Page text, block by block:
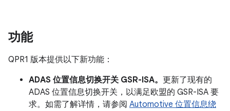
功能
QPR1 版本提供以下新功能：
ADAS 位置信息切换开关 GSR-ISA。 更新了现有的
ADAS 位置信息切换开关，以满足欧盟的 GSR-ISA 要
求。如需了解详情，请参阅 Automotive 位置信息绕